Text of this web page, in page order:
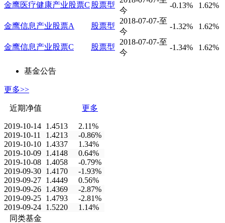
金鹰医疗健康产业股票C 股票型
今
-0.13% 1.62%
金鹰信息产业股票A 股票型
2018-07-07-至
今
-1.32% 1.62%
金鹰信息产业股票C 股票型
2018-07-07-至
今
-1.34% 1.62%
基金公告
更多>>
近期净值 更多
2019-10-14 1.4513
2.11%
2019-10-11
1.4213
-0.86%
2019-10-10 1.4337
1.34%
2019-10-09 1.4148
0.64%
2019-10-08 1.4058
-0.79%
2019-09-30 1.4170
-1.93%
2019-09-27 1.4449
0.56%
2019-09-26 1.4369
-2.87%
2019-09-25 1.4793
-2.81%
2019-09-24 1.5220
1.14%
同类基金